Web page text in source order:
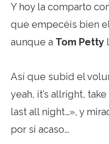
Y hoy la comparto
que empecéis bien
aunque a Tom Petty
Así que subid el
yeah, it’s allright,
last all night…», y
por si acaso…